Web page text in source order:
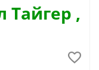
Тайгер ,